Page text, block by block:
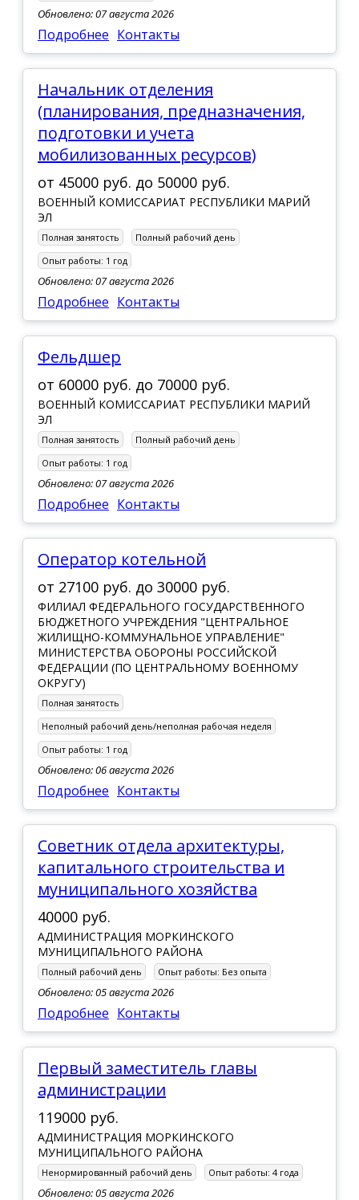
Обновлено: 07 августа 2026
Подробнее Контакты
Начальник отделения
(планирования, предназначения,
подготовки и учета
мобилизованных ресурсов)
от 45000 руб. до 50000 руб.
ВОЕННЫЙ КОМИССАРИАТ РЕСПУБЛИКИ МАРИЙ
ЭЛ
Полная занятость
Полный рабочий день
Опыт работы: 1 год
Обновлено: 07 августа 2026
Подробнее Контакты
Фельдшер
от 60000 руб. до 70000 руб.
ВОЕННЫЙ КОМИССАРИАТ РЕСПУБЛИКИ МАРИЙ
ЭЛ
Полная занятость
Полный рабочий день
Опыт работы: 1 год
Обновлено: 07 августа 2026
Подробнее Контакты
Оператор котельной
от 27100 руб. до 30000 руб.
ФИЛИАЛ ФЕДЕРАЛЬНОГО ГОСУДАРСТВЕННОГО
БЮДЖЕТНОГО УЧРЕЖДЕНИЯ "ЦЕНТРАЛЬНОЕ
ЖИЛИЩНО-КОММУНАЛЬНОЕ УПРАВЛЕНИЕ"
МИНИСТЕРСТВА ОБОРОНЫ РОССИЙСКОЙ
ФЕДЕРАЦИИ (ПО ЦЕНТРАЛЬНОМУ ВОЕННОМУ
ОКРУГУ)
Полная занятость
Неполный рабочий день/неполная рабочая неделя
Опыт работы: 1 год
Обновлено: 06 августа 2026
Подробнее Контакты
советник отдела архитектуры,
капитального строительства и
муниципального хозяйства
40000 руб.
АДМИНИСТРАЦИЯ МОРКИНСКОГО
МУНИЦИПАЛЬНОГО РАЙОНА
Полный рабочий день Опыт работы: Без опыта
Обновлено: 05 августа 2026
Подробнее Контакты
первый заместитель главы
администрации
119000 руб.
АДМИНИСТРАЦИЯ МОРКИНСКОГО
МУНИЦИПАЛЬНОГО РАЙОНА
Ненормированный рабочий день Опыт работы: 4 года
Обновлено: 05 августа 2026